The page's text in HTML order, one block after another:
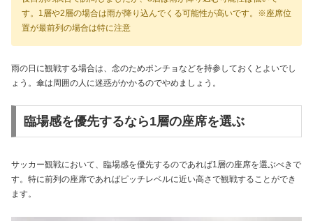
す。1層や2層の場合は雨が降り込んでくる可能性が高いです。※座席位
置が最前列の場合は特に注意
雨の日に観戦する場合は、念のためポンチョなどを持参しておくとよいでし
ょう。傘は周囲の人に迷惑がかかるのでやめましょう。
臨場感を優先するなら1層の座席を選ぶ
サッカー観戦において、臨場感を優先するのであれば1層の座席を選ぶべきで
す。特に前列の座席であればピッチレベルに近い高さで観戦することができ
ます。